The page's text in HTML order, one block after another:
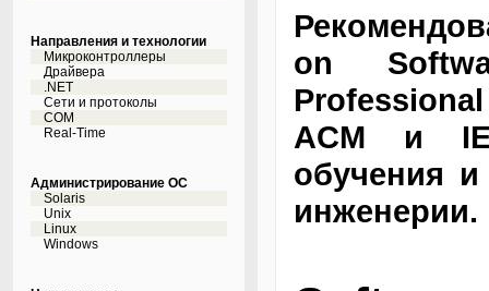
Направления и технологии
Микроконтроллеры
Драйвера
.NET
Сети и протоколы
COM
Real-Time
Администрирование ОС
Solaris
Unix
Linux
Windows
on
ACM и
обучения
инженерии.